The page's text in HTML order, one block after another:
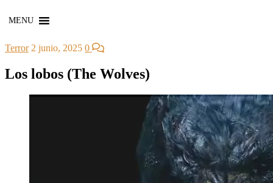
MENU
Terror 2 junio, 2025 0
Los lobos (The Wolves)